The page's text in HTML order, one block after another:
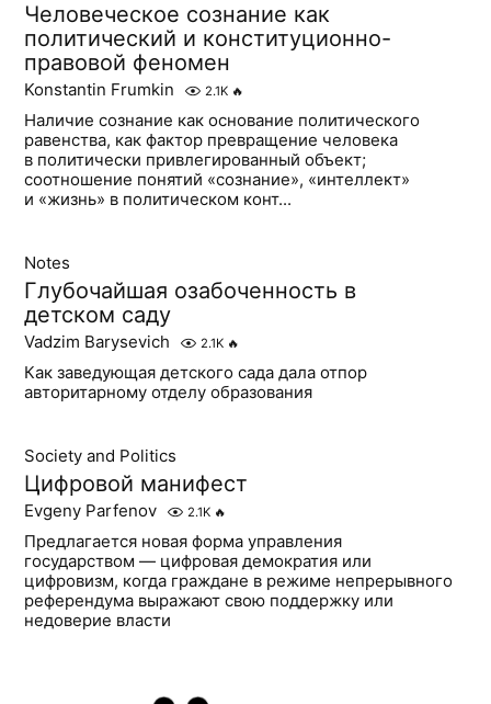
Человеческое сознание как
политический и конституционно-
правовой феномен
Konstantin Frumkin 2.1K 🔥
Наличие сознание как основание политического
равенства, как фактор превращение человека
в политически привлегированный объект;
соотношение понятий «сознание», «интеллект»
и «жизнь» в политическом конт...
Notes
Глубочайшая озабоченность в
детском саду
Vadzim Barysevich 2.1K 🔥
Как заведующая детского сада дала отпор
авторитарному отделу образования
Society and Politics
Цифровой манифест
Evgeny Parfenov 2.1K 🔥
Предлагается новая форма управления
государством — цифровая демократия или
цифровизм, когда граждане в режиме непрерывного
референдума выражают свою поддержку или
недоверие власти